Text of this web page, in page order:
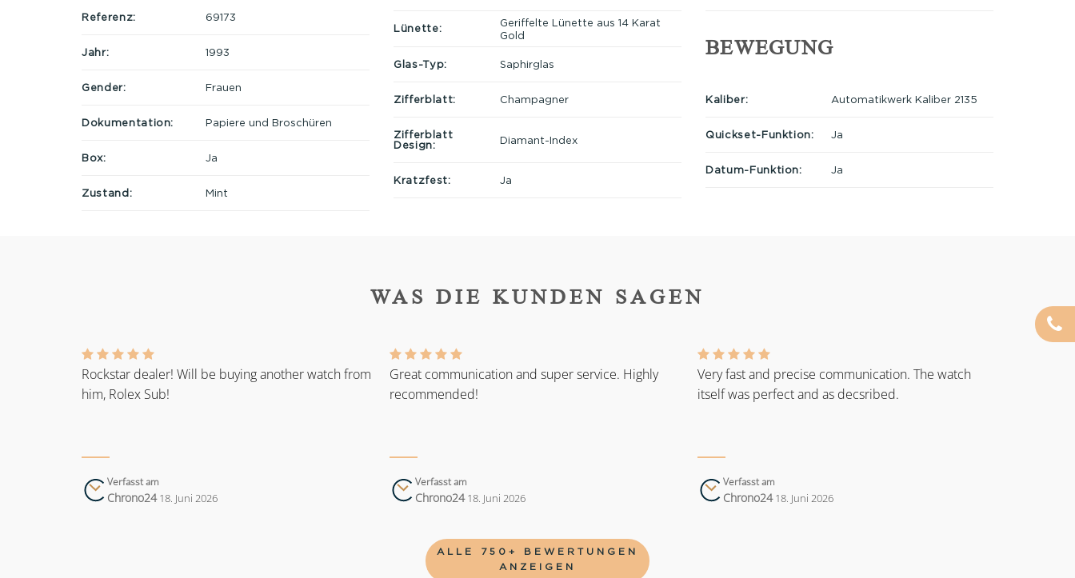
Referenz: 69173
Jahr: 1993
Gender: Frauen
Dokumentation: Papiere und Broschüren
Box: Ja
Zustand: Mint
Lünette:
Geriffelte Lünette aus 14 Karat
Gold
Glas-Typ: Saphirglas
Zifferblatt: Champagner
Zifferblatt
Design:
Diamant-Index
Kratzfest: Ja
BEWEGUNG
Kaliber: Automatikwerk Kaliber 2135
Quickset-Funktion: Ja
Datum-Funktion: Ja
WAS DIE KUNDEN SAGEN
Rockstar dealer! Will be buying another watch from
him, Rolex Sub!
Verfasst am
Chrono24 18. Juni 2026
Great communication and super service. Highly
recommended!
Verfasst am
Chrono24 18. Juni 2026
Very fast and precise communication. The watch
itself was perfect and as decsribed.
Verfasst am
Chrono24 18. Juni 2026
ALLE 750+ BEWERTUNGEN
ANZEIGEN